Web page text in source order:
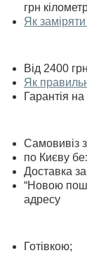
грн
Як
Від 2400
Як
Гарантія
Самовивіз
по Києву
Доставка
“Новою
адресу
Готівкою;